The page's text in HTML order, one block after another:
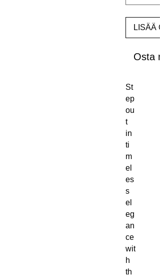
LISÄÄ
Osta
St
ep
ou
t
in
ti
m
el
es
s
el
eg
an
ce
wit
h
th